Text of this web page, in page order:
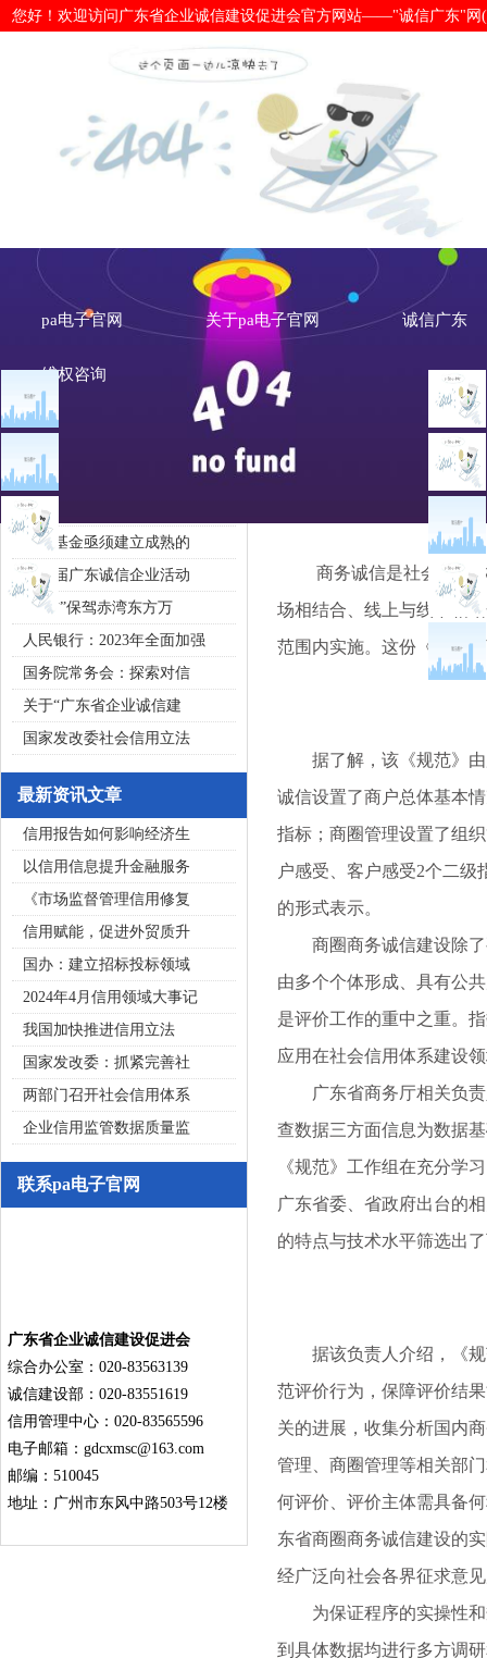
您好！欢迎访问广东省企业诚信建设促进会官方网站——"诚信广东"网
【广东】推动商务诚信体系标准化
pa电子官网 关于pa电子官网 诚信广东
维权咨询
文章点击排行
重大突发公共卫生事件一
2020广东省守合同重信用企
私募基金亟须建立成熟的
第五届广东诚信企业活动
“诚信”保驾赤湾东方万
人民银行：2023年全面加强
国务院常务会：探索对信
关于“广东省企业诚信建
国家发改委社会信用立法
最新资讯文章
信用报告如何影响经济生
以信用信息提升金融服务
《市场监督管理信用修复
信用赋能，促进外贸质升
国办：建立招标投标领域
2024年4月信用领域大事记
我国加快推进信用立法
国家发改委：抓紧完善社
两部门召开社会信用体系
企业信用监管数据质量监
联系pa电子官网
广东省企业诚信建设促进会
综合办公室：020-83563139
诚信建设部：020-83551619
信用管理中心：020-83565596
电子邮箱： gdcxmsc@163.com
邮编：510045
地址：广州市东风中路503号12楼
诚信新闻
商务诚信是社会信用体
场相结合、线上与线下相
范围内实施。这份《广东
据了解，该《规范》由
诚信设置了商户总体基本
指标；商圈管理设置了组
户感受、客户感受2个二
的形式表示。
商圈商务诚信建设除了
由多个个体形成、具有公
是评价工作的重中之重。
应用在社会信用体系建设
广东省商务厅相关负责
查数据三方面信息为数据
《规范》工作组在充分学
广东省委、省政府出台的
的特点与技术水平筛选出
据该负责人介绍，《规
范评价行为，保障评价结
关的进展，收集分析国内
管理、商圈管理等相关部
何评价、评价主体需具备
东省商圈商务诚信建设的
经广泛向社会各界征求意
为保证程序的实操性和
到具体数据均进行多方调